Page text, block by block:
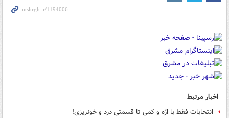
اخبار مرتبط
انتخابات فقط با ارّه و کمی تا قسمتی درد و خونریزی!